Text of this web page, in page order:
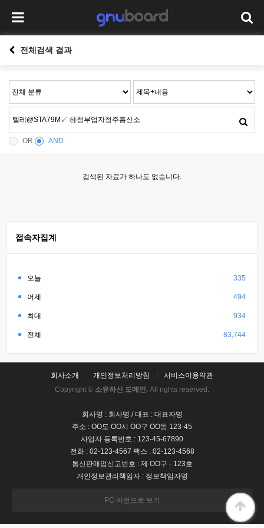
전체검색 결과
OR AND
검색된 자료가 하나도 없습니다.
접속자집계
오늘 335
어제 494
최대 934
전체 83,744
회사소개 개인정보처리방침
서비스이용약관
Copyright © 소유하신 도메인. All rights reserved.
회사명 : 회사명 / 대표 : 대표자명
주소 : OO도 OO시 OO구 OO동 123-45
사업자 등록번호 : 123-45-67890
전화 : 02-123-4567 팩스 : 02-123-4568
통신판매업신고번호 : 제 OO구 - 123호
개인정보관리책임자 : 정보책임자명
PC 버전으로 보기